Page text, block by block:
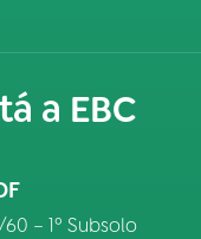
a EBC
– 1º Subsolo